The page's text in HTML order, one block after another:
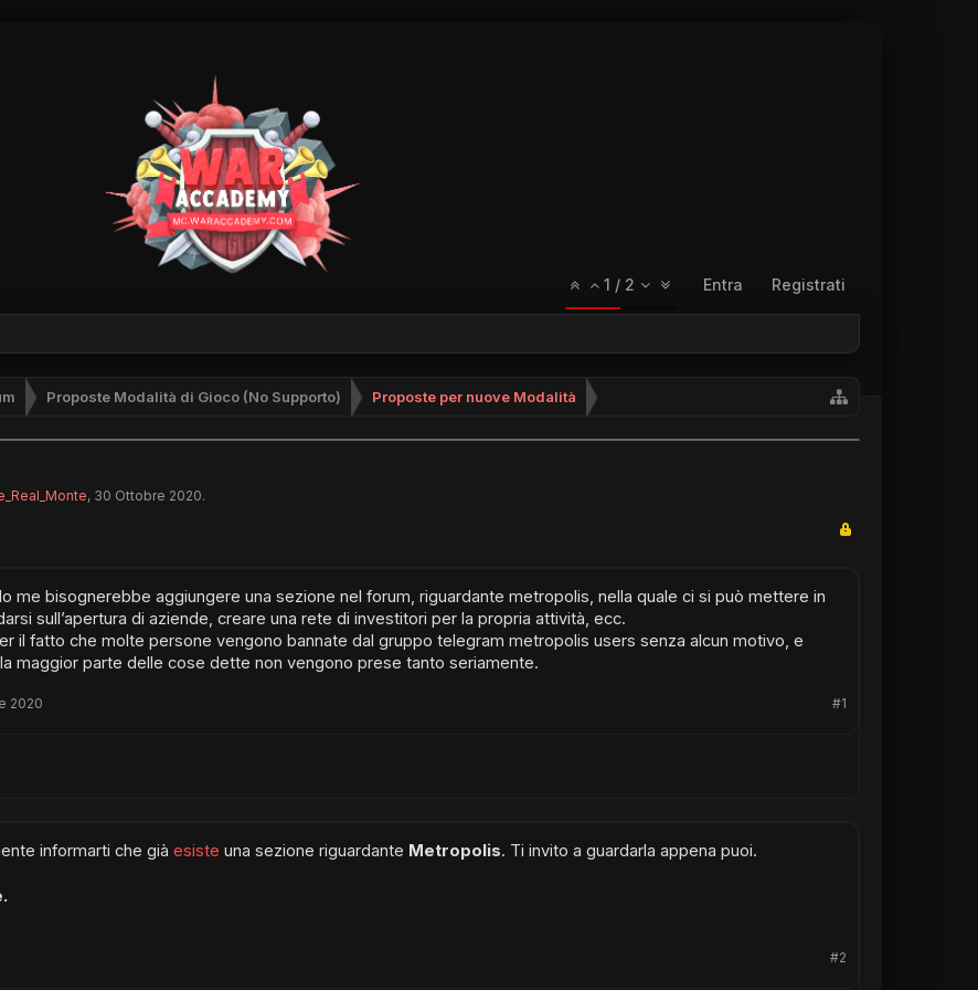
1 / 2 Entra Registrati
Proposte Modalità di Gioco (No Supporto) Proposte per nuove Modalità
, 30 Ottobre 2020.
me bisognerebbe aggiungere una sezione nel forum, riguardante metropolis, nella quale ci si può mettere in
sull’apertura di aziende, creare una rete di investitori per la propria attività, ecc.
il fatto che molte persone vengono bannate dal gruppo telegram metropolis users senza alcun motivo, e
maggior parte delle cose dette non vengono prese tanto seriamente.
#1
2020
informarti che già esiste una sezione riguardante Metropolis. Ti invito a guardarla appena puoi.
#2